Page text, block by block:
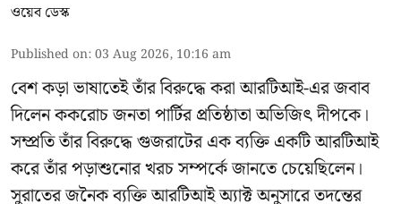
ওয়েব ডেস্ক
Published on:03 Aug 2026, 10:16 am
বেশ কড়া ভাষাতেই তাঁর বিরুদ্ধে করা আরটিআই-এর জবাব
দিলেন ককরোচ জনতা পার্টির প্রতিষ্ঠাতাঅভিজিৎ দীপকে।
সম্প্রতি তাঁর বিরুদ্ধে গুজরাটের এক ব্যক্তি একটি আরটিআই
করে তাঁর পড়াশুনোর খরচ সম্পর্কে জানতে চেয়েছিলেন।
সুরাতের জনৈক ব্যক্তি আরটিআই অ্যাক্ট অনুসারে তদন্তের